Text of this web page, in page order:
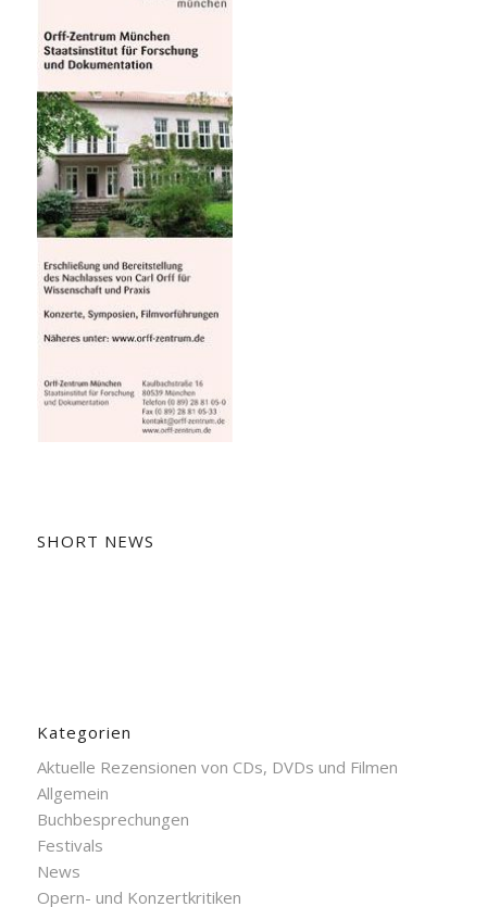
SHORT NEWS
Kategorien
Aktuelle Rezensionen von CDs, DVDs und Filmen
Allgemein
Buchbesprechungen
Festivals
News
Opern- und Konzertkritiken